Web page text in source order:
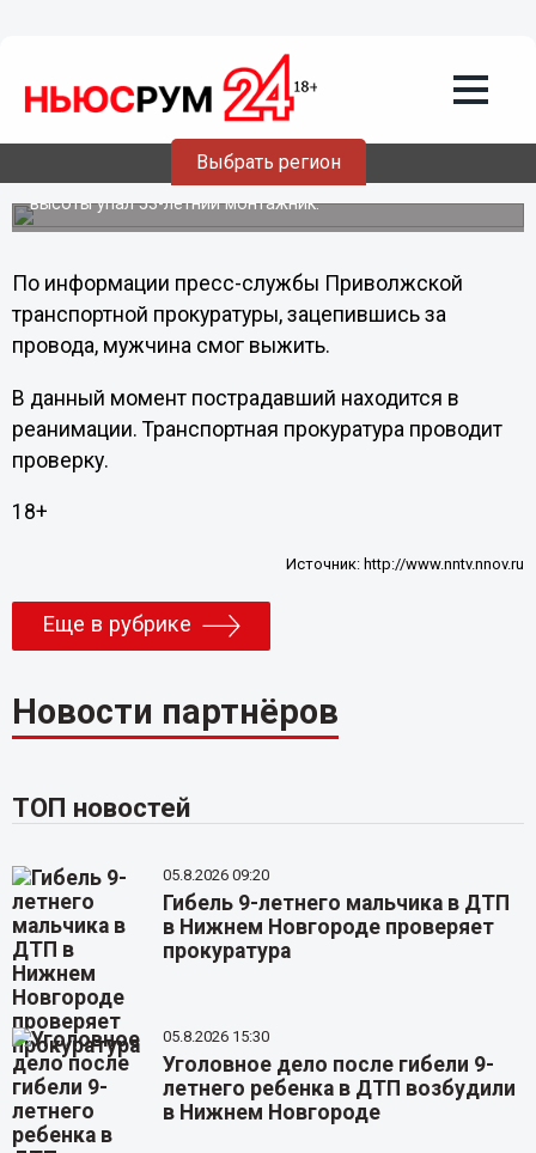
Выбрать регион
09.02.201312:45
Со шлюза Нижегородской ГЭС упал
рабочий
8 февраля в Городецком районе при выполнении работ с
высоты упал 53-летний монтажник.
По информации пресс-службы Приволжской
транспортной прокуратуры, зацепившись за
провода, мужчина смог выжить.
В данный момент пострадавший находится в
реанимации. Транспортная прокуратура проводит
проверку.
18+
Источник: http://www.nntv.nnov.ru
Еще в рубрике
Новости партнёров
ТОП новостей
05.8.2026 09:20
Гибель 9-летнего мальчика в ДТП
в Нижнем Новгороде проверяет
прокуратура
05.8.2026 15:30
Уголовное дело после гибели 9-
летнего ребенка в ДТП возбудили
в Нижнем Новгороде